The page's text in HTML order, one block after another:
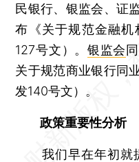
民银行、银监会、证
布《关于规范金融
127号文）。 银监会
关于规范商业银行同
发140号文）。
政策重要性分析
我们早在年初就